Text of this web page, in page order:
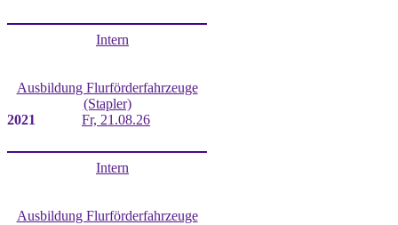
Intern
Ausbildung Flurförderfahrzeuge
(Stapler)
2021 Fr, 21.08.26
Intern
Ausbildung Flurförderfahrzeuge